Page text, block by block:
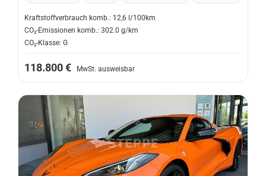
Kraftstoffverbrauch komb.: 12,6 l/100km
CO₂-Emissionen komb.: 302.0 g/km
CO₂-Klasse: G
118.800 € MwSt. ausweisbar